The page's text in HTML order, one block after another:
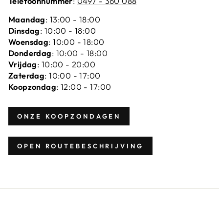
Maandag: 13:00 - 18:00
Dinsdag: 10:00 - 18:00
Woensdag: 10:00 - 18:00
Donderdag: 10:00 - 18:00
Vrijdag: 10:00 - 20:00
Zaterdag: 10:00 - 17:00
Koopzondag: 12:00 - 17:00
ONZE KOOPZONDAGEN
OPEN ROUTEBESCHRIJVING